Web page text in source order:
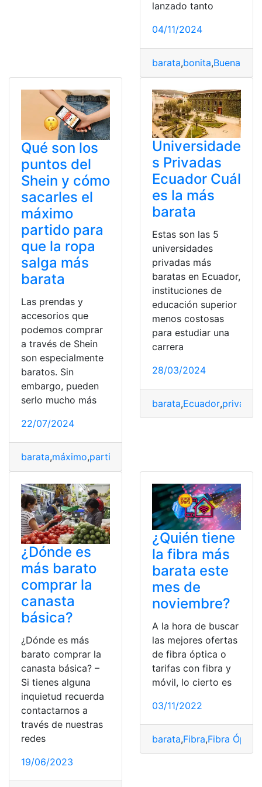
lanzado tanto
04/11/2024
barata,bonita,Buena
Qué son los
puntos del
Shein y cómo
sacarles el
máximo
partido para
que la ropa
salga más
barata
Las prendas y
accesorios que
podemos comprar
a través de Shein
son especialmente
baratos. Sin
embargo, pueden
serlo mucho más
22/07/2024
barata,máximo,partido
Universidade
s Privadas
Ecuador Cuál
es la más
barata
Estas son las 5
universidades
privadas más
baratas en Ecuador,
instituciones de
educación superior
menos costosas
para estudiar una
carrera
28/03/2024
barata,Ecuador,privadas
¿Dónde es
más barato
comprar la
canasta
básica?
¿Dónde es más
barato comprar la
canasta básica? –
Si tienes alguna
inquietud recuerda
contactarnos a
través de nuestras
redes
19/06/2023
¿Quién tiene
la fibra más
barata este
mes de
noviembre?
A la hora de buscar
las mejores ofertas
de fibra óptica o
tarifas con fibra y
móvil, lo cierto es
03/11/2022
barata,Fibra,Fibra Óptica